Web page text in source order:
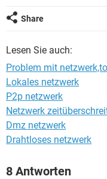
Share
Lesen Sie auch:
Problem mit
Lokales netzwerk
P2p netzwerk
Netzwerk
Dmz netzwerk
Drahtloses netzwerk
8 Antworten